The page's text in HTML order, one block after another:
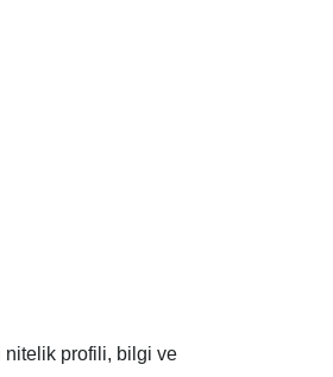
nitelik profili, bilgi ve